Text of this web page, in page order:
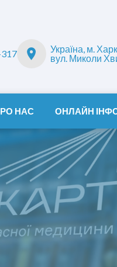
Україна, м.
вул. Миколи
НАС ОНЛАЙН